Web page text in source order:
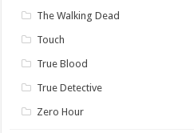
The Walking Dead
Touch
True Blood
True Detective
Zero Hour